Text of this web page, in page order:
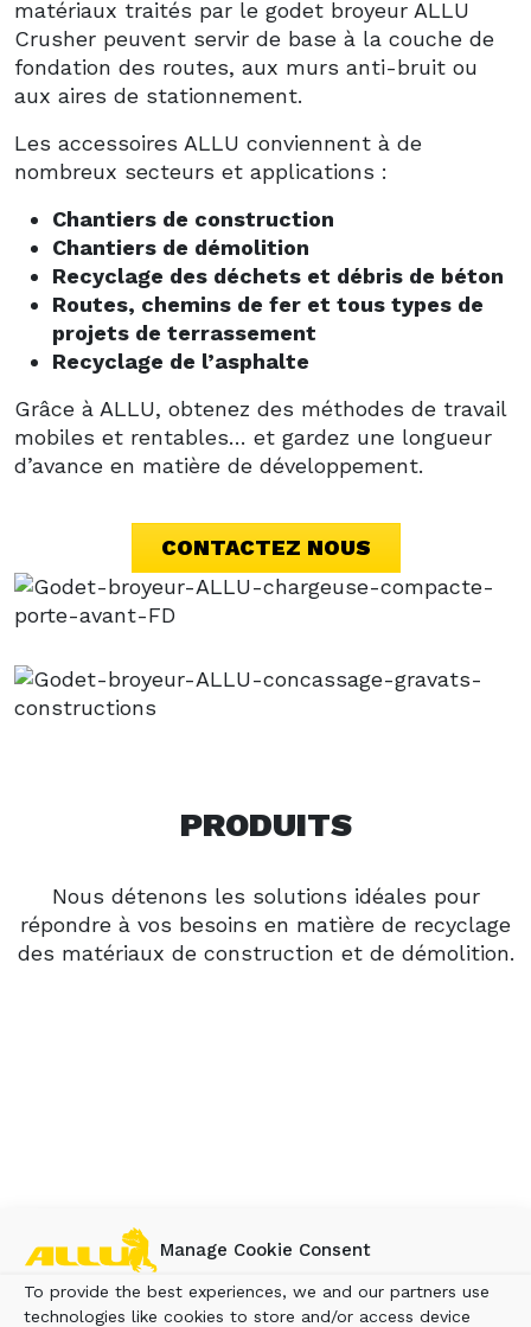
Manage Cookie Consent
To provide the best experiences, we and our partners use
technologies like cookies to store and/or access device
matériaux traités par le godet broyeur ALLU
Crusher peuvent servir de base à la couche de
fondation des routes, aux murs anti-bruit ou
aux aires de stationnement.
Les accessoires ALLU conviennent à de
nombreux secteurs et applications :
Chantiers de construction
Chantiers de démolition
Recyclage des déchets et débris de béton
Routes, chemins de fer et tous types de
projets de terrassement
Recyclage de l’asphalte
Grâce à ALLU, obtenez des méthodes de travail
mobiles et rentables… et gardez une longueur
d’avance en matière de développement.
CONTACTEZ NOUS
PRODUITS
Nous détenons les solutions idéales pour
répondre à vos besoins en matière de recyclage
des matériaux de construction et de démolition.